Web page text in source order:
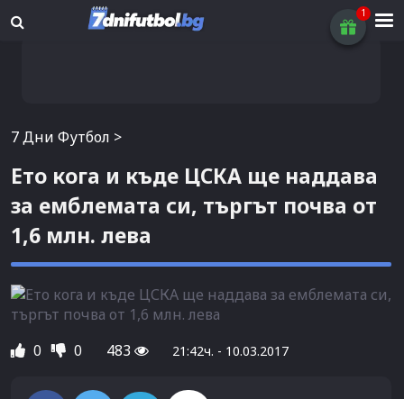
7 Дни Футбол >
Ето кога и къде ЦСКА ще наддава
за емблемата си, търгът почва от
1,6 млн. лева
0 0 483 21:42ч. - 10.03.2017